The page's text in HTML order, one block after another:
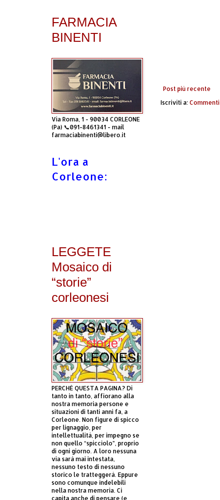
Post più recente
Iscriviti a:
FARMACIA
BINENTI
Via Roma, 1 - 90034 CORLEONE
(Pa) 📞091-8461341 - mail
farmaciabinenti@libero.it
L'ora a
Corleone:
LEGGETE
Mosaico di
“storie”
corleonesi
PERCHÈ QUESTA PAGINA? Di
tanto in tanto, affiorano alla
nostra memoria persone e
situazioni di tanti anni fa, a
Corleone. Non figure di spicco
per lignaggio, per
intellettualità, per impegno se
non quello “spicciolo”, proprio
di ogni giorno. A loro nessuna
via sarà mai intestata,
nessuno testo di nessuno
storico le tratteggerà. Eppure
sono comunque indelebili
nella nostra memoria. Ci
capita anche di pensare (e